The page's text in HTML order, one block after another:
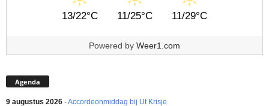
13/22°C 11/25°C 11/29°C
Powered by Weer1.com
Agenda
9 augustus 2026 -Accordeonmiddag bij Ut Krisje